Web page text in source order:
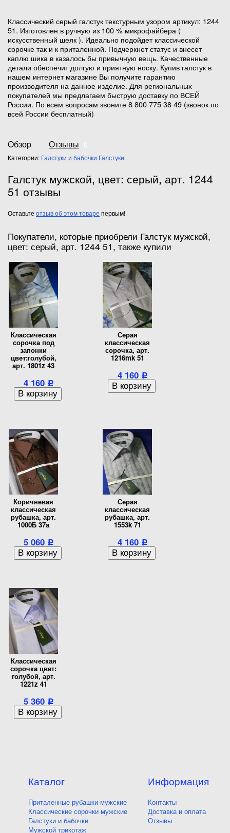
Классический серый галстук текстурным узором артикул: 1244
51. Изготовлен в ручную из 100 % микрофайбера (
искусственный шелк ). Идеально подойдет классической
сорочке так и к приталенной. Подчеркнет статус и внесет
каплю шика в казалось бы привычную вещь. Качественные
детали обеспечит долгую и приятную носку. Купив галстук в
нашем интернет магазине Вы получите гарантию
производителя на данное изделие. Для региональных
покупателей мы предлагаем быструю доставку по ВСЕЙ
России. По всем вопросам звоните 8 800 775 38 49 (звонок по
всей России бесплатный)
Обзор Отзывы
Категории: Галстуки и бабочки Галстуки
Галстук мужской, цвет: серый, арт. 1244
51 отзывы
Оставьте отзыв об этом товаре первым!
Покупатели, которые приобрели Галстук мужской,
цвет: серый, арт. 1244 51, также купили
Классическая
сорочка под
запонки
цвет:голубой,
арт. 1801z 43
4 160 Р
Серая
классическая
сорочка, арт.
1216mk 51
4 160 Р
Коричневая
классическая
рубашка, арт.
1000Б 37а
5 060 Р
Серая
классическая
рубашка, арт.
1553k 71
4 160 Р
Классическая
сорочка цвет:
голубой, арт.
1221z 41
5 360 Р
Каталог
Приталенные рубашки мужские
Классические сорочки мужские
Галстуки и бабочки
Мужской трикотаж
Информация
Контакты
Доставка и оплата
Отзывы